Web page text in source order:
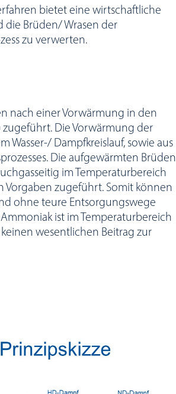
bietet eine wirtschaftliche
die Brüden/ Wrasen der
zu verwerten.
nach einer Vorwärmung in den
zugeführt. Die Vorwärmung der
Wasser-/ Dampfkreislauf, sowie aus
Die aufgewärmten Brüden
im Temperaturbereich
Vorgaben zugeführt. Somit können
ohne teure Entsorgungswege
ist im Temperaturbereich
wesentlichen Beitrag zur